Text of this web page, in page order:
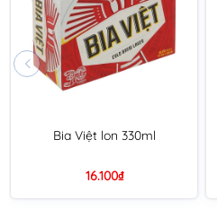
Bia Việt lon 330ml
16.100₫